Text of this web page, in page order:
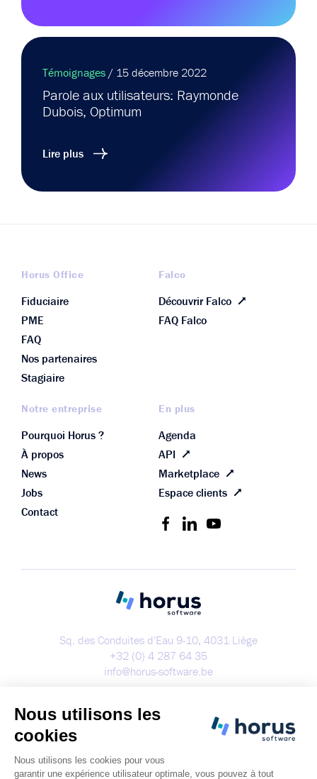
Témoignages / 15 décembre 2022
Parole aux utilisateurs: Raymonde
Dubois, Optimum
Lire plus
Horus Office
Fiduciaire
PME
FAQ
Nos partenaires
Stagiaire
Falco
Découvrir Falco
FAQ Falco
Notre entreprise
Pourquoi Horus ?
À propos
News
Jobs
Contact
En plus
Agenda
API
Marketplace
Espace clients
Sq. des Conduites d'Eau 9-10, 4031 Liège
+32 (0) 4 287 64 35
info@horus-software.be
Démo